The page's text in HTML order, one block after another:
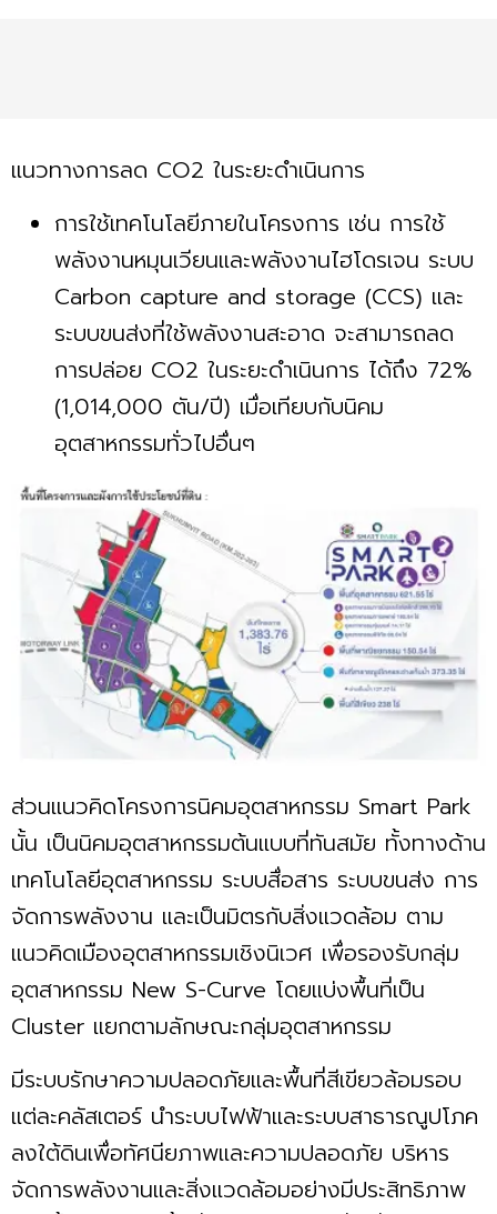
แนวทางการลด CO2 ในระยะดำเนินการ
การใช้เทคโนโลยีภายในโครงการ เช่น การใช้
พลังงานหมุนเวียนและพลังงานไฮโดรเจน ระบบ
Carbon capture and storage (CCS) และ
ระบบขนส่งที่ใช้พลังงานสะอาด จะสามารถลด
การปล่อย CO2 ในระยะดำเนินการ ได้ถึง 72%
(1,014,000 ตัน/ปี) เมื่อเทียบกับนิคม
อุตสาหกรรมทั่วไปอื่นๆ
ส่วนแนวคิดโครงการนิคมอุตสาหกรรม Smart Park
นั้น เป็นนิคมอุตสาหกรรมต้นแบบที่ทันสมัย ทั้งทางด้าน
เทคโนโลยีอุตสาหกรรม ระบบสื่อสาร ระบบขนส่ง การ
จัดการพลังงาน และเป็นมิตรกับสิ่งแวดล้อม ตาม
แนวคิดเมืองอุตสาหกรรมเชิงนิเวศ เพื่อรองรับกลุ่ม
อุตสาหกรรม New S-Curve โดยแบ่งพื้นที่เป็น
Cluster แยกตามลักษณะกลุ่มอุตสาหกรรม
มีระบบรักษาความปลอดภัยและพื้นที่สีเขียวล้อมรอบ
แต่ละคลัสเตอร์ นำระบบไฟฟ้าและระบบสาธารณูปโภค
ลงใต้ดินเพื่อทัศนียภาพและความปลอดภัย บริหาร
จัดการพลังงานและสิ่งแวดล้อมอย่างมีประสิทธิภาพ